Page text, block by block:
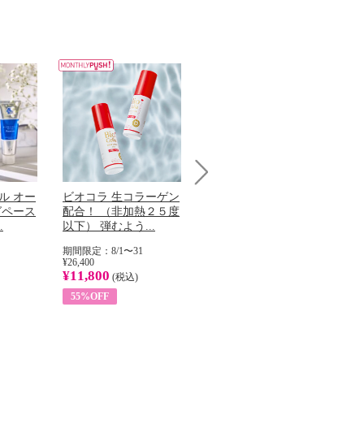
オー
ース
ビオコラ 生コラーゲン
配合！ （非加熱２５度
以下） 弾むよう...
期間限定：8/1〜31
¥26,400
¥11,800 (税込)
55%OFF